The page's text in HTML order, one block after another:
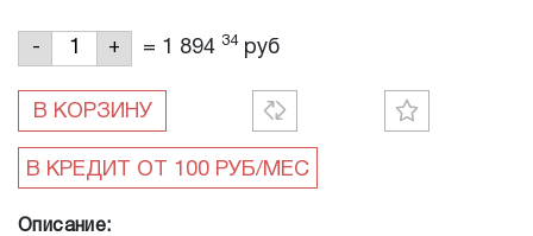
- + = 1 894 34руб
В КОРЗИНУ
Описание: